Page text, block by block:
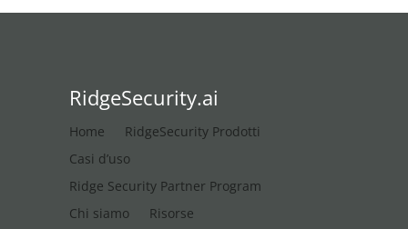
RidgeSecurity.ai
Home
RidgeSecurity Prodotti
Casi d’uso
Ridge Security Partner Program
Chi siamo
Risorse